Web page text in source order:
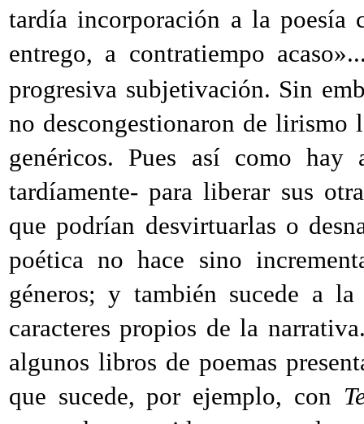
tardía incorporación a la
entrego, a contratiempo
progresiva subjetivación. Sin
no descongestionaron de lirismo
genéricos. Pues así como
tardíamente- para liberar sus
que podrían desvirtuarlas o
poética no hace sino
géneros; y también sucede a
caracteres propios de la
algunos libros de poemas
que sucede, por ejemplo, con